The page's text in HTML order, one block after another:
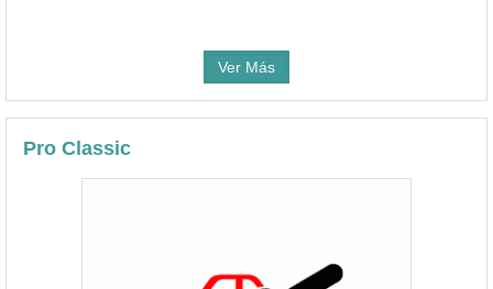
Ver Más
Pro Classic